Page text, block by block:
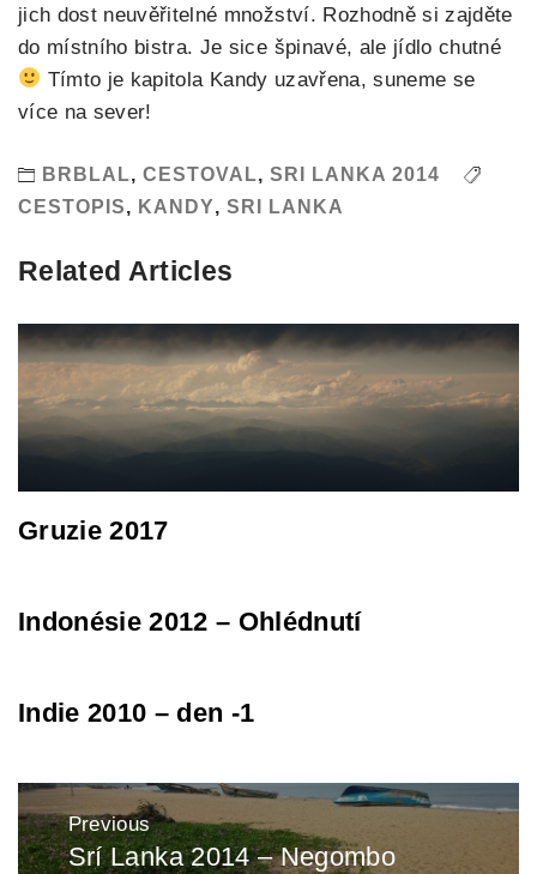
jich dost neuvěřitelné množství. Rozhodně si zajděte
do místního bistra. Je sice špinavé, ale jídlo chutné
Tímto je kapitola Kandy uzavřena, suneme se
více na sever!
BRBLAL, CESTOVAL, SRI LANKA 2014
CESTOPIS, KANDY, SRI LANKA
Related Articles
Gruzie 2017
Indonésie 2012 – Ohlédnutí
Indie 2010 – den -1
Post
navigation
Previous
Previous
Srí Lanka 2014 – Negombo